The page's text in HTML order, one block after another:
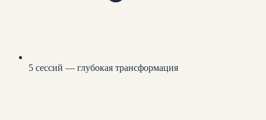
5 сессий — глубокая трансформация